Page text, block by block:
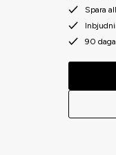
Spara
90